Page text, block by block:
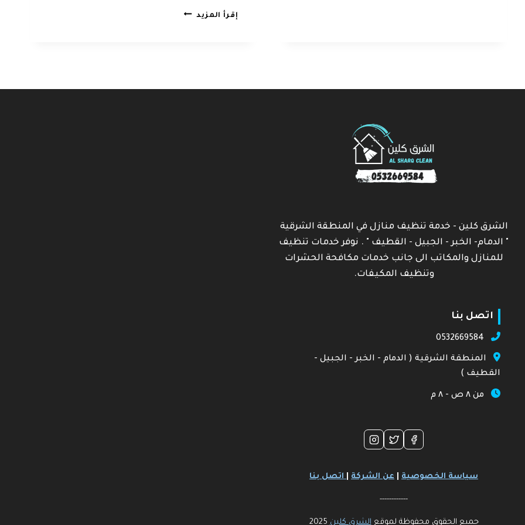
إقرأ المزيد شركة
الشرق كلين - خدمة تنظيف منازل في المنطقة الشرقية
" الدمام- الخبر - الجبيل - القطيف " . نوفر خدمات تنظيف
للمنازل والمكاتب الى جانب خدمات مكافحة الحشرات
وتنظيف المكيفات.
اتصل بنا
المنطقة الشرقية ( الدمام - الخبر - الجبيل -
القطيف )
من ٨ ص - ٨ م
سياسة الخصوصية عن الشركة اتصل بنا
------------
جميع الحقوق محفوظة لموقعالشرق كلين2025